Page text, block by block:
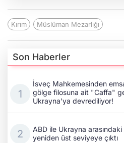
Kırım Müslüman Mezarlığı
Son Haberler
İsveç Mahkemesinden
gölge filosuna ait "Caffa"
Ukrayna'ya devrediliyor!
ABD ile Ukrayna arasındaki
yeniden üst seviyeye çıktı